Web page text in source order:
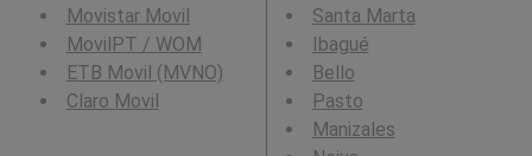
Movistar Movil
MovilPT / WOM
ETB Movil (MVNO)
Claro Movil
Santa Marta
Ibagué
Bello
Pasto
Manizales